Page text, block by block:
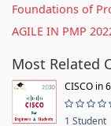
Foundations of
AGILE IN PMP
Most Related
CISCO in
1 Student